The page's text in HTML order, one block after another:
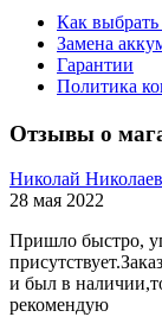
Как выбрать
Замена
Гарантии
Политика
Отзывы о
Николай
28 мая 2022
Пришло быстро,
и был в
рекомендую